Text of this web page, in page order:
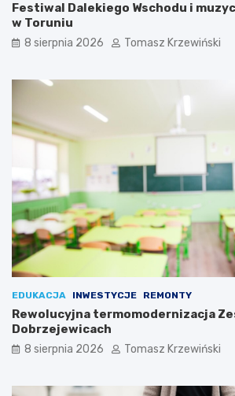
Festiwal Dalekiego Wschodu i
w Toruniu
8 sierpnia 2026 Tomasz Krzewiński
EDUKACJA INWESTYCJE REMONTY
Rewolucyjna termomodernizacja
Dobrzejewicach
8 sierpnia 2026 Tomasz Krzewiński